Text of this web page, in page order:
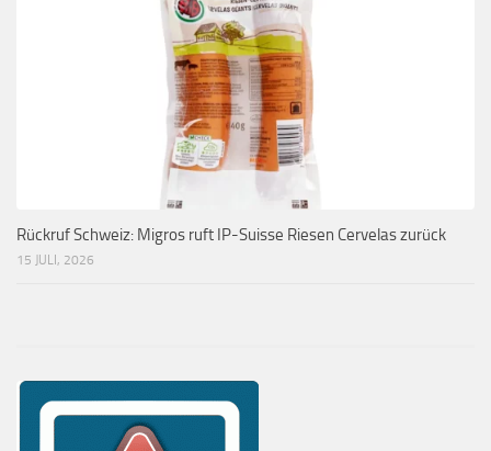
Rückruf Schweiz: Migros ruft IP-Suisse Riesen Cervelas zurück
15 JULI, 2026